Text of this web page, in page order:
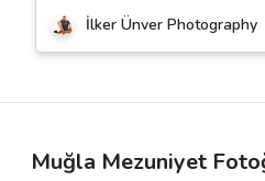
İlker Ünver Photography
Muğla Mezuniyet